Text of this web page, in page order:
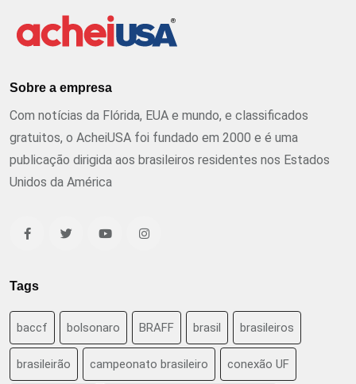
Sobre a empresa
Com notícias da Flórida, EUA e mundo, e classificados
gratuitos, o AcheiUSA foi fundado em 2000 e é uma
publicação dirigida aos brasileiros residentes nos Estados
Unidos da América
Tags
baccf bolsonaro BRAFF brasil brasileiros
brasileirão campeonato brasileiro conexão UF